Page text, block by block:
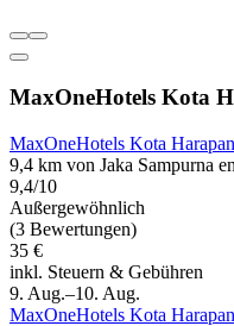
MaxOneHotels Kota
MaxOneHotels Kota
9,4 km von Jaka Sampurna
9,4/10
Außergewöhnlich
(3 Bewertungen)
35 €
inkl. Steuern & Gebühren
9. Aug.–10. Aug.
MaxOneHotels Kota